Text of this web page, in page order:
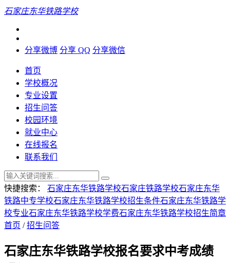
石家庄东华铁路学校
分享微博 分享 QQ 分享微信
首页
学校概况
专业设置
招生问答
校园环境
就业中心
在线报名
联系我们
快捷搜索： 石家庄东华铁路学校石家庄铁路学校石家庄东华
铁路中专学校石家庄东华铁路学校招生条件石家庄东华铁路学
校专业石家庄东华铁路学校学费石家庄东华铁路学校招生简章
首页 /招生问答
石家庄东华铁路学校报名要求中考成绩